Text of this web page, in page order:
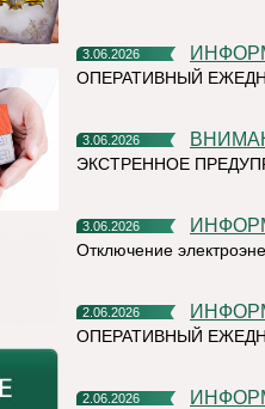
3.06.2026
ОПЕРАТИВНЫЙ
3.06.2026
ЭКСТРЕННОЕ
3.06.2026
Отключение
2.06.2026
ОПЕРАТИВНЫЙ
2.06.2026